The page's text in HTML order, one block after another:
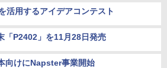
活用するアイデアコンテスト
「P2402」を11月28日発売
向けにNapster事業開始